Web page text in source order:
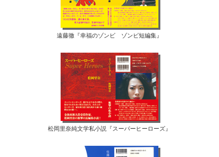
遠藤徹『幸福のゾンビ ゾンビ短編集』
松岡里奈純文学私小説『スーパーヒーローズ』